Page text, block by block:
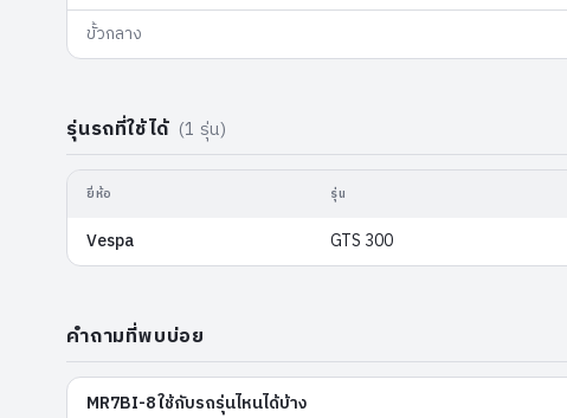
ขั้วกลาง
รุ่นรถที่ใช้ได้ (1 รุ่น)
ยี่ห้อ รุ่น
Vespa GTS 300
คำถามที่พบบ่อย
MR7BI-8 ใช้กับรถรุ่นไหนได้บ้าง